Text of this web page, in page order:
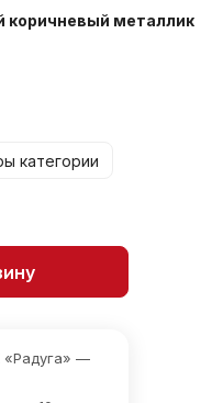
коричневый металлик
категории
«Радуга» —